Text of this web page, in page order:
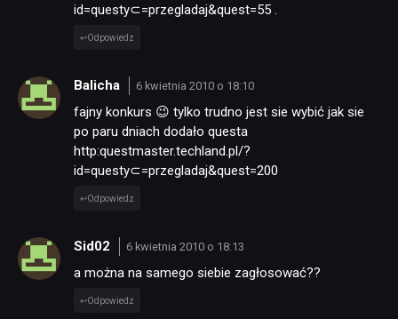
id=questy⊂=przegladaj&quest=55 .
Odpowiedz
Balicha 6 kwietnia 2010 o 18:10
fajny konkurs 😉 tylko trudno jest sie wybić jak sie
po paru dniach dodało questa
http:questmaster.techland.pl/?
id=questy⊂=przegladaj&quest=200
Odpowiedz
Sid02 6 kwietnia 2010 o 18:13
a można na samego siebie zagłosować??
Odpowiedz